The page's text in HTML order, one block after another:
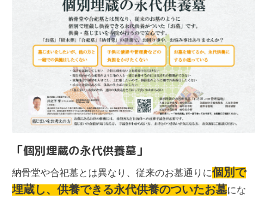
「個別埋蔵の永代供養墓」
納骨堂や合祀墓とは異なり、従来のお墓通りに個別で
埋蔵し、供養できる永代供養のついたお墓にな